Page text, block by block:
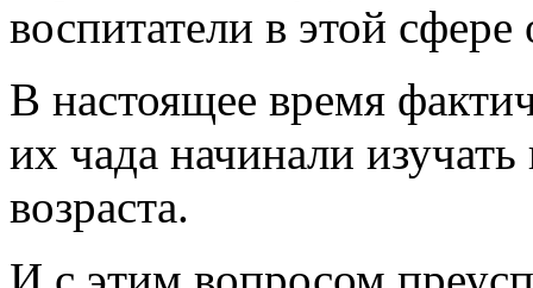
воспитатели в этой
В настоящее время
их чада начинали
возраста.